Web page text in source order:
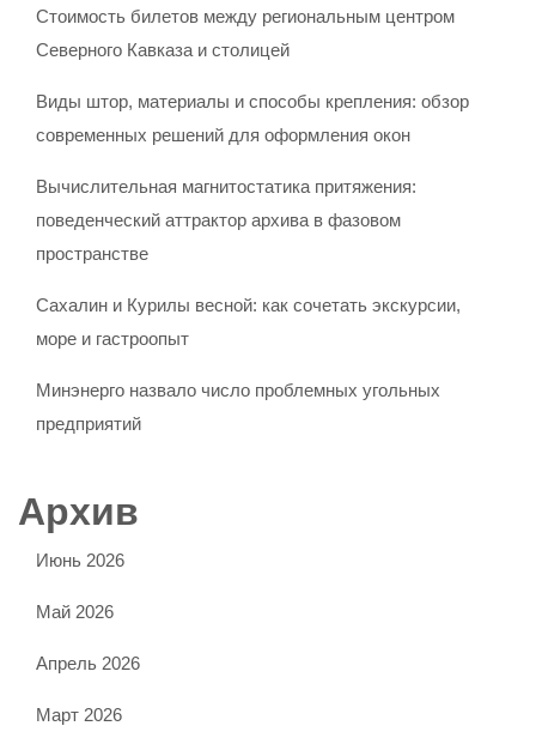
Стоимость билетов между региональным центром
Северного Кавказа и столицей
Виды штор, материалы и способы крепления: обзор
современных решений для оформления окон
Вычислительная магнитостатика притяжения:
поведенческий аттрактор архива в фазовом
пространстве
Сахалин и Курилы весной: как сочетать экскурсии,
море и гастроопыт
Минэнерго назвало число проблемных угольных
предприятий
Архив
Июнь 2026
Май 2026
Апрель 2026
Март 2026